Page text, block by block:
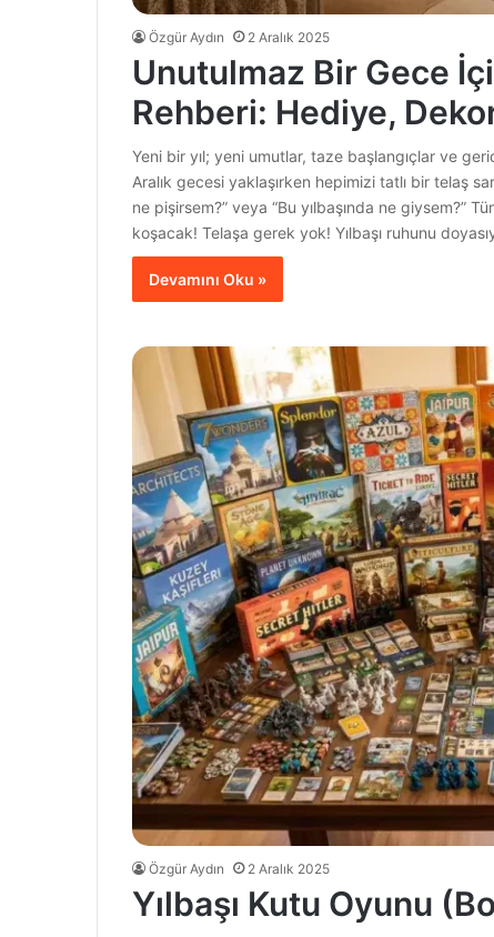
Özgür Aydın 2 Aralık 2025
Unutulmaz Bir Gece
Rehberi: Hediye,
Yeni bir yıl; yeni umutlar, taze başlangıçlar ve
Aralık gecesi yaklaşırken hepimizi tatlı bir telaş
ne pişirsem?” veya “Bu yılbaşında ne giysem?”
koşacak! Telaşa gerek yok! Yılbaşı ruhunu
Devamını Oku »
Özgür Aydın 2 Aralık 2025
Yılbaşı Kutu Oyunu